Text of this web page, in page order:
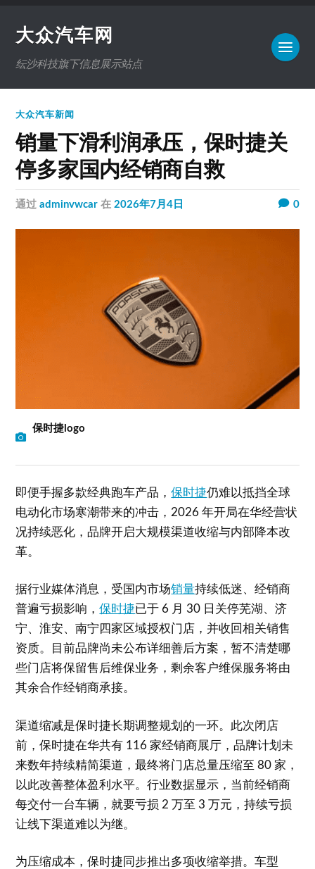
大众汽车网
纭沙科技旗下信息展示站点
大众汽车新闻
销量下滑利润承压，保时捷关
停多家国内经销商自救
通过adminvwcar 在2026年7月4日 0
保时捷logo
即便手握多款经典跑车产品，保时捷仍难以抵挡全球
电动化市场寒潮带来的冲击，2026 年开局在华经营状
况持续恶化，品牌开启大规模渠道收缩与内部降本改
革。
据行业媒体消息，受国内市场销量持续低迷、经销商
普遍亏损影响，保时捷已于 6 月 30 日关停芜湖、济
宁、淮安、南宁四家区域授权门店，并收回相关销售
资质。目前品牌尚未公布详细善后方案，暂不清楚哪
些门店将保留售后维保业务，剩余客户维保服务将由
其余合作经销商承接。
渠道缩减是保时捷长期调整规划的一环。此次闭店
前，保时捷在华共有 116 家经销商展厅，品牌计划未
来数年持续精简渠道，最终将门店总量压缩至 80 家，
以此改善整体盈利水平。行业数据显示，当前经销商
每交付一台车辆，就要亏损 2 万至 3 万元，持续亏损
让线下渠道难以为继。
为压缩成本，保时捷同步推出多项收缩举措。车型